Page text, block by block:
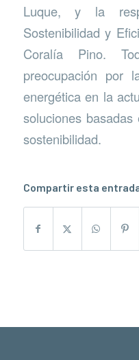
Luque, y la
Sostenibilidad y
Coralía Pino.
preocupación por
energética en la
soluciones
sostenibilidad.
Compartir esta